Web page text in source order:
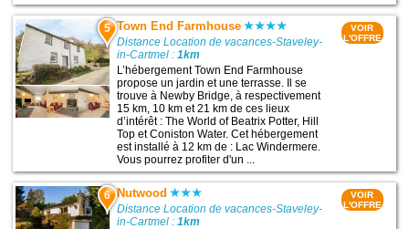
5 Town End Farmhouse
Distance Location de vacances-Staveley-
in-Cartmel :1km
L’hébergement Town End Farmhouse
propose un jardin et une terrasse. Il se
trouve à Newby Bridge, à respectivement
15 km, 10 km et 21 km de ces lieux
d’intérêt : The World of Beatrix Potter, Hill
Top et Coniston Water. Cet hébergement
est installé à 12 km de : Lac Windermere.
Vous pourrez profiter d'un ...
VOIR
L'OFFRE
6 Nutwood
Distance Location de vacances-Staveley-
in-Cartmel :1km
VOIR
L'OFFRE